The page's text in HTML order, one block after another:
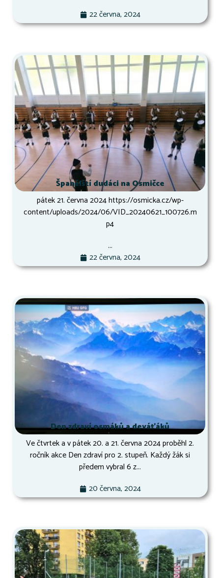
22 června, 2024
Španělští dudáci na Osmičce
pátek 21. června 2024 https://osmicka.cz/wp-
content/uploads/2024/06/VID_20240621_100726.m
p4
...
22 června, 2024
Den zdraví osmáků a deváťáků
Ve čtvrtek a v pátek 20. a 21. června 2024 proběhl 2.
ročník akce Den zdraví pro 2. stupeň. Každý žák si
předem vybral 6 z...
20 června, 2024